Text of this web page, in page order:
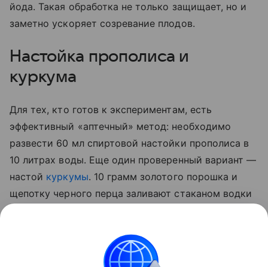
йода. Такая обработка не только защищает, но и
заметно ускоряет созревание плодов.
Настойка прополиса и
куркума
Для тех, кто готов к экспериментам, есть
эффективный «аптечный» метод: необходимо
развести 60 мл спиртовой настойки прополиса в
10 литрах воды. Еще один проверенный вариант —
настой куркумы. 10 грамм золотого порошка и
щепотку черного перца заливают стаканом водки
опрыскивают стебли, а также листья с верхней и